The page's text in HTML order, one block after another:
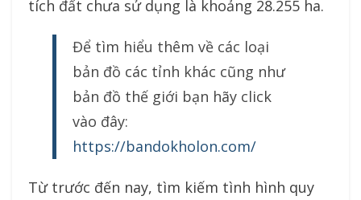
tích đất chưa sử dụng là khoảng 28.255 ha.
Để tìm hiểu thêm về các loại
bản đồ các tỉnh khác cũng như
bản đồ thế giới bạn hãy click
vào đây:
https://bandokholon.com/
Từ trước đến nay, tìm kiếm tình hình quy